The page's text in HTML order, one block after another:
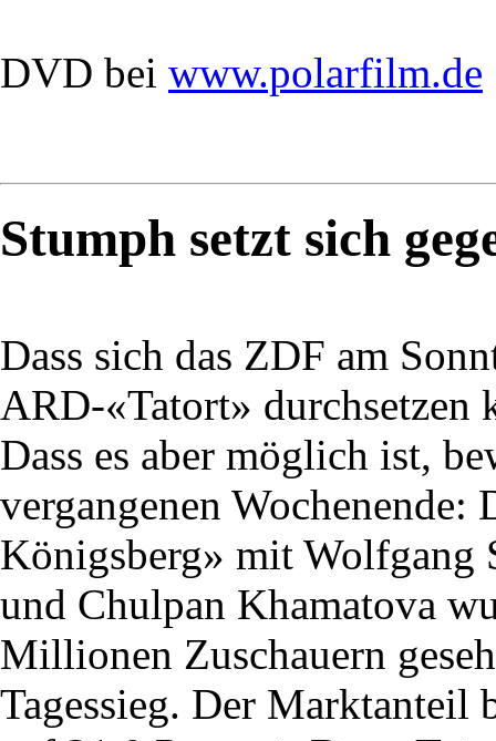
DVD bei www.polarfilm.de
Stumph setzt sich
Dass sich das ZDF am
ARD-«Tatort»
Dass es aber möglich ist,
vergangenen
Königsberg» mit Wolfgang
und Chulpan Khamatova
Millionen Zuschauern
Tagessieg. Der Marktanteil